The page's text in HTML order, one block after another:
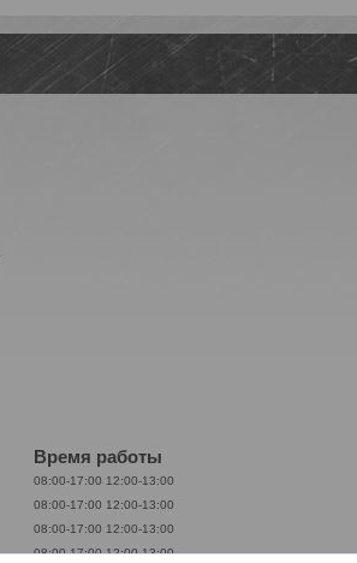
Время работы
08:00-17:00 12:00-13:00
08:00-17:00 12:00-13:00
08:00-17:00 12:00-13:00
08:00-17:0012:00-13:00